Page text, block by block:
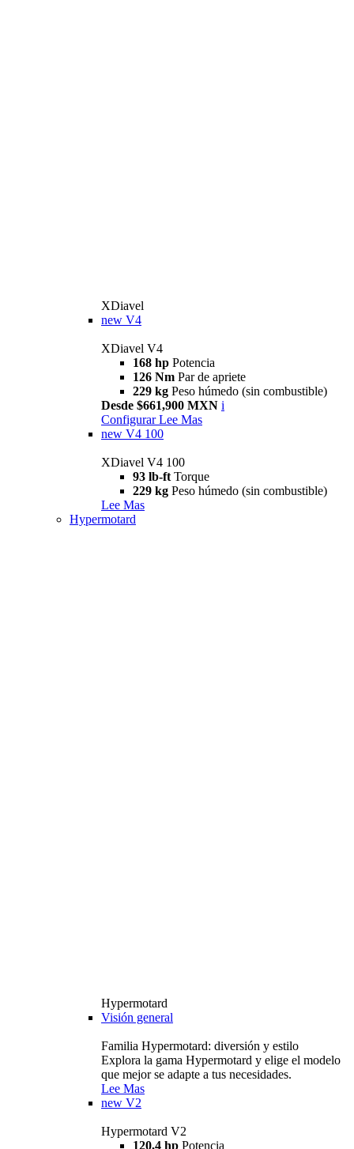
XDiavel
new V4
XDiavel V4
168 hp Potencia
126 Nm Par de apriete
229 kg Peso húmedo (sin combustible)
Desde $661,900 MXN i
Configurar Lee Mas
new V4 100
XDiavel V4 100
93 lb-ft Torque
229 kg Peso húmedo (sin combustible)
Lee Mas
Hypermotard
Hypermotard
Visión general
Familia Hypermotard: diversión y estilo
Explora la gama Hypermotard y elige el modelo
que mejor se adapte a tus necesidades.
Lee Mas
new V2
Hypermotard V2
120,4 hp Potencia